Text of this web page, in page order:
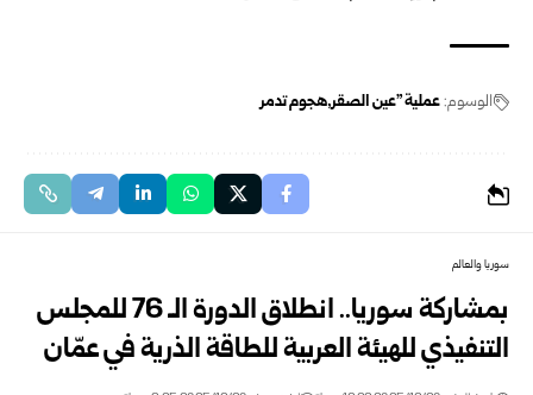
الوسوم:عملية "عين الصقر هجوم تدمر
سوريا والعالم
بمشاركة سوريا.. انطلاق الدورة الـ 76 للمجلس
التنفيذي للهيئة العربية للطاقة الذرية في عمّان